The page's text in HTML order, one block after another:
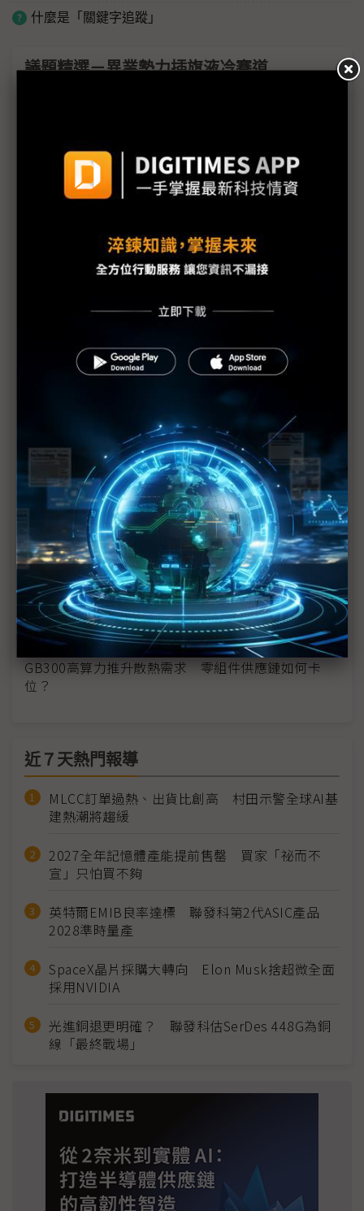
什麼是「關鍵字追蹤」
議題精選－異業勢力插旗液冷賽道
液冷散熱趨勢明確 台廠跨界打入AI伺服器鏈
液冷散熱成AI伺服器顯學 泵浦朝DC大水量邁進
Panasonic進軍液冷泵浦市場 已向台廠出貨
奇鋐看好液冷好光景續多年 擬擴產越南、美國
躍升全鏈路樞紐
（獨家）液冷需求飆升 Cooler Master越南廠未量
樂金首度實地驗證AIDC液冷方案 聯手LG U+推動技
術升級
生命事業起家 天品集團跨入AI液冷伺服器清洗市場
日新創推浸沒式液冷伺服器系統 運作成本大減9成
可運輸式液冷伺服器 日新創結合再生能源創新機
SSD迎液冷時代 Solidigm全新eSSD顛覆散熱技術
GB300高算力推升散熱需求 零組件供應鏈如何卡
位？
近７天熱門報導
MLCC訂單過熱、出貨比創高 村田示警全球AI基
建熱潮將趨緩
2027全年記憶體產能提前售罄 買家「祕而不
宣」只怕買不夠
英特爾EMIB良率達標 聯發科第2代ASIC產品
2028準時量產
SpaceX晶片採購大轉向 Elon Musk捨超微全面
採用NVIDIA
光進銅退更明確？ 聯發科估SerDes 448G為銅
線「最終戰場」